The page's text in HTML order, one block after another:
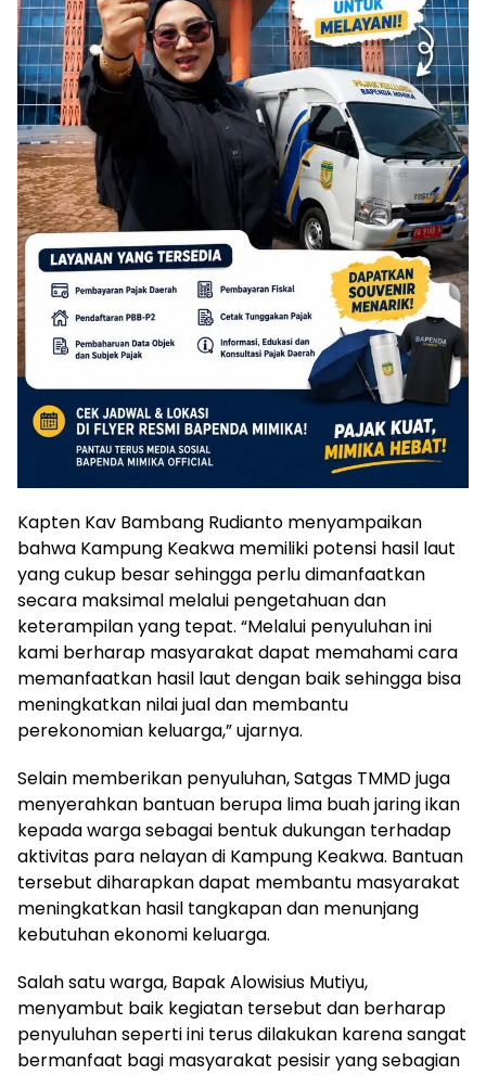
Kapten Kav Bambang Rudianto menyampaikan
bahwa Kampung Keakwa memiliki potensi hasil laut
yang cukup besar sehingga perlu dimanfaatkan
secara maksimal melalui pengetahuan dan
keterampilan yang tepat. “Melalui penyuluhan ini
kami berharap masyarakat dapat memahami cara
memanfaatkan hasil laut dengan baik sehingga bisa
meningkatkan nilai jual dan membantu
perekonomian keluarga,” ujarnya.
Selain memberikan penyuluhan, Satgas TMMD juga
menyerahkan bantuan berupa lima buah jaring ikan
kepada warga sebagai bentuk dukungan terhadap
aktivitas para nelayan di Kampung Keakwa. Bantuan
tersebut diharapkan dapat membantu masyarakat
meningkatkan hasil tangkapan dan menunjang
kebutuhan ekonomi keluarga.
Salah satu warga, Bapak Alowisius Mutiyu,
menyambut baik kegiatan tersebut dan berharap
penyuluhan seperti ini terus dilakukan karena sangat
bermanfaat bagi masyarakat pesisir yang sebagian